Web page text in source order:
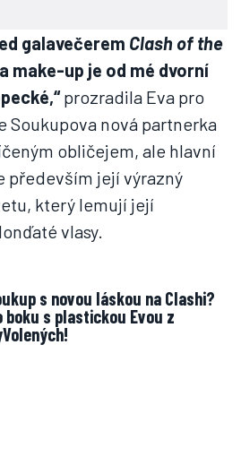
galavečerem Clash of the
make-up je od mé dvorní
prozradila Eva pro
Soukupova nová partnerka
obličejem, ale hlavní
především její výrazný
který lemují její
vlasy.
s novou láskou na Clashi?
boku s plastickou Evou z